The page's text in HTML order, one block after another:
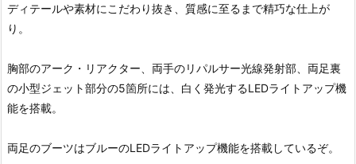
ディテールや素材にこだわり抜き、質感に至るまで精巧な仕上が
り。
胸部のアーク・リアクター、両手のリパルサー光線発射部、両足裏
の小型ジェット部分の5箇所には、白く発光するLEDライトアップ機
能を搭載。
両足のブーツはブルーのLEDライトアップ機能を搭載しているぞ。